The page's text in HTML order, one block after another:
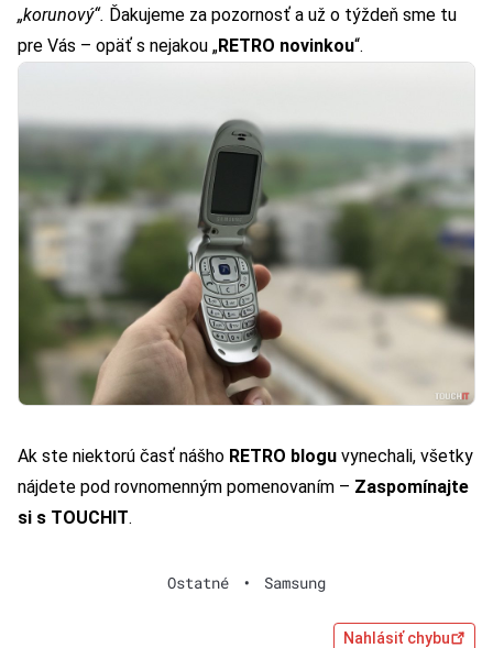
„korunový“. Ďakujeme za pozornosť a už o týždeň sme tu
pre Vás – opäť s nejakou „RETRO novinkou“.
Ak ste niektorú časť nášho RETRO blogu vynechali, všetky
nájdete pod rovnomenným pomenovaním – Zaspomínajte
si s TOUCHIT.
Ostatné • Samsung
Nahlásiť chybu